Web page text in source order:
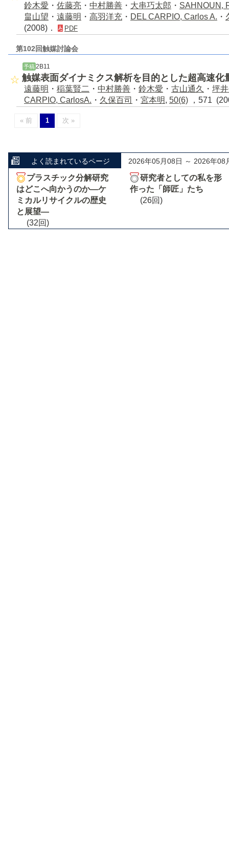
鈴木愛 ・ 佐藤亮 ・ 中村勝善 ・ 大串巧太郎 ・ SAHNOUN,
畠山望 ・ 遠藤明 ・ 高羽洋充 ・ DEL CARPIO, Carlos A. ・
(2008)．
PDF
第102回触媒討論会
予稿 2B11
触媒表面ダイナミクス解析を目的とした超高速化
遠藤明 ・ 稲葉賢二 ・ 中村勝善 ・ 鈴木愛 ・ 古山通久 ・ 坪
CARPIO, CarlosA. ・ 久保百司 ・ 宮本明, 50(6) ，571
« 前 1 次 »
よく読まれているページ 2026年05月08日 ～ 2026年08
プラスチック分解研究
はどこへ向かうのか―ケ
ミカルリサイクルの歴史
と展望―
(32回)
研究者としての私を形
作った「師匠」たち
(26回)